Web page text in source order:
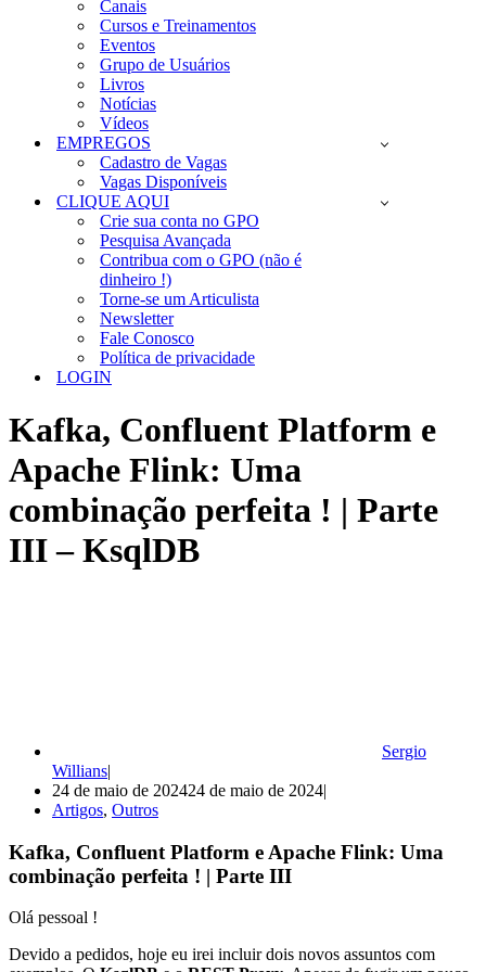
Canais
Cursos e Treinamentos
Eventos
Grupo de Usuários
Livros
Notícias
Vídeos
EMPREGOS
Cadastro de Vagas
Vagas Disponíveis
CLIQUE AQUI
Crie sua conta no GPO
Pesquisa Avançada
Contribua com o GPO (não é
dinheiro !)
Torne-se um Articulista
Newsletter
Fale Conosco
Política de privacidade
LOGIN
Kafka, Confluent Platform e
Apache Flink: Uma
combinação perfeita ! | Parte
III – KsqlDB
Sergio
Willians
24 de maio de 202424 de maio de 2024
Artigos, Outros
Kafka, Confluent Platform e Apache Flink: Uma
combinação perfeita ! | Parte III
Olá pessoal !
Devido a pedidos, hoje eu irei incluir dois novos assuntos com